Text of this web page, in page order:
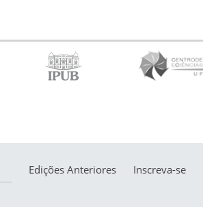
Edições Anteriores Inscreva-se